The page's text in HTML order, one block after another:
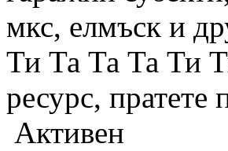
мкс, елмъск и
Ти Та Та Та Ти
ресурс, пратете
Активен